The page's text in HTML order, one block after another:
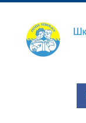
Skip